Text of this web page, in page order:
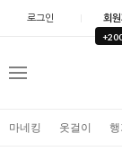
로그인 회
메
마네킹 옷걸이 행